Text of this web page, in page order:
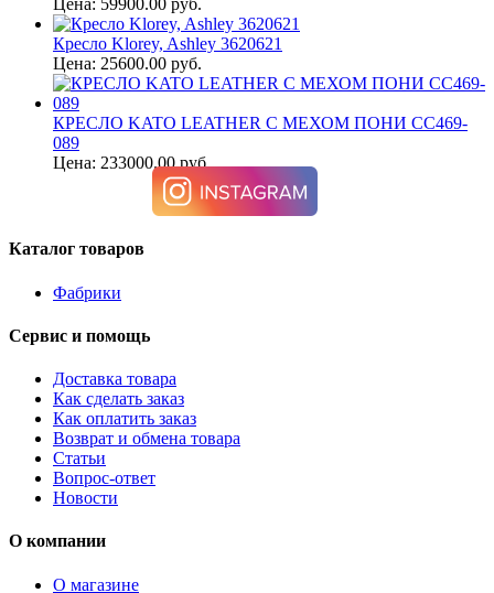
Кресло Klorey, Ashley 3620621
Цена: 25600.00 руб.
КРЕСЛО KATO LEATHER С МЕХОМ ПОНИ CC469-
089
Цена: 233000.00 руб.
Каталог товаров
Фабрики
Сервис и помощь
Доставка товара
Как сделать заказ
Как оплатить заказ
Возврат и обмена товара
Статьи
Вопрос-ответ
Новости
О компании
О магазине